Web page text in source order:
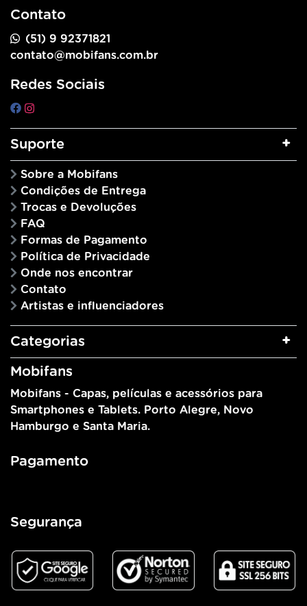
Contato
(51) 9 92371821
contato@mobifans.com.br
Redes Sociais
Suporte
Sobre a Mobifans
Condições de Entrega
Trocas e Devoluções
FAQ
Formas de Pagamento
Política de Privacidade
Onde nos encontrar
Contato
Artistas e influenciadores
Categorias
Mobifans
Mobifans - Capas, películas e acessórios para
Smartphones e Tablets. Porto Alegre, Novo
Hamburgo e Santa Maria.
Pagamento
Segurança